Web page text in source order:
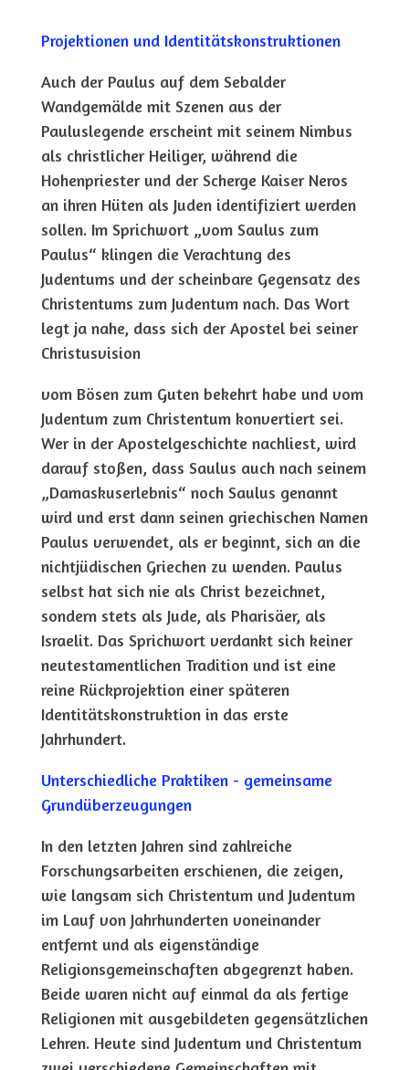
Projektionen und Identitätskonstruktionen
Auch der Paulus auf dem Sebalder
Wandgemälde mit Szenen aus der
Pauluslegende erscheint mit seinem Nimbus
als christlicher Heiliger, während die
Hohenpriester und der Scherge Kaiser Neros
an ihren Hüten als Juden identifiziert werden
sollen. Im Sprichwort „vom Saulus zum
Paulus“ klingen die Verachtung des
Judentums und der scheinbare Gegensatz des
Christentums zum Judentum nach. Das Wort
legt ja nahe, dass sich der Apostel bei seiner
Christusvision
vom Bösen zum Guten bekehrt habe und vom
Judentum zum Christentum konvertiert sei.
Wer in der Apostelgeschichte nachliest, wird
darauf stoßen, dass Saulus auch nach seinem
„Damaskuserlebnis“ noch Saulus genannt
wird und erst dann seinen griechischen Namen
Paulus verwendet, als er beginnt, sich an die
nichtjüdischen Griechen zu wenden. Paulus
selbst hat sich nie als Christ bezeichnet,
sondern stets als Jude, als Pharisäer, als
Israelit. Das Sprichwort verdankt sich keiner
neutestamentlichen Tradition und ist eine
reine Rückprojektion einer späteren
Identitätskonstruktion in das erste
Jahrhundert.
Unterschiedliche Praktiken - gemeinsame
Grundüberzeugungen
In den letzten Jahren sind zahlreiche
Forschungsarbeiten erschienen, die zeigen,
wie langsam sich Christentum und Judentum
im Lauf von Jahrhunderten voneinander
entfernt und als eigenständige
Religionsgemeinschaften abgegrenzt haben.
Beide waren nicht auf einmal da als fertige
Religionen mit ausgebildeten gegensätzlichen
Lehren. Heute sind Judentum und Christentum